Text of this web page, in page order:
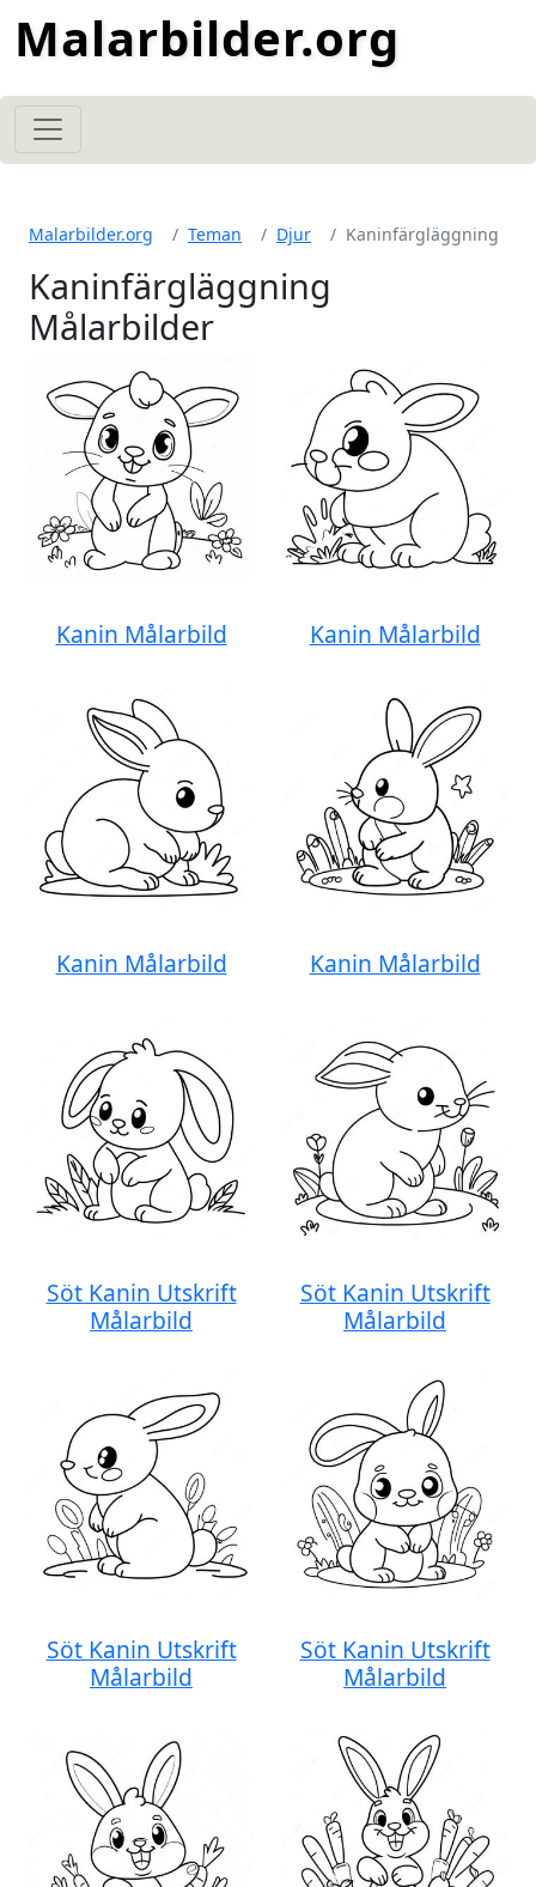
Malarbilder.org
Malarbilder.org Teman Djur Kaninfärgläggning
Kaninfärgläggning
Målarbilder
Kanin Målarbild Kanin Målarbild
Kanin Målarbild Kanin Målarbild
Söt Kanin Utskrift
Målarbild
Söt Kanin Utskrift
Målarbild
Söt Kanin Utskrift
Målarbild
Söt Kanin Utskrift
Målarbild